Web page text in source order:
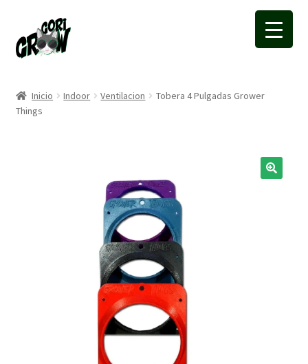
a
la
a
la
Inicio Indoor Ventilacion
Tobera 4 Pulgadas Grower
Things